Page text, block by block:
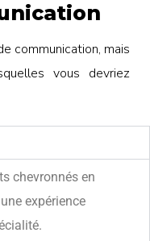
communication, mais
vous devriez
chevronnés en
expérience